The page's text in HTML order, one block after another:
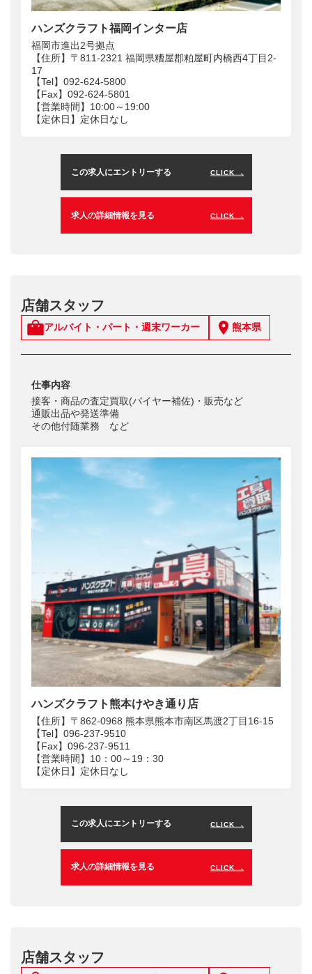
ハンズクラフト福岡インター店
福岡市進出2号拠点
【住所】〒811-2321 福岡県糟屋郡粕屋町内橋西4丁目2-
17
【Tel】092-624-5800
【Fax】092-624-5801
【営業時間】10:00～19:00
【定休日】定休日なし
この求人にエントリーする CLICK
求人の詳細情報を見る CLICK
店舗スタッフ
アルバイト・パート・週末ワーカー 熊本県
仕事内容
接客・商品の査定買取(バイヤー補佐)・販売など
通販出品や発送準備
その他付随業務 など
ハンズクラフト熊本けやき通り店
【住所】〒862‐0968 熊本県熊本市南区馬渡2丁目16‐15
【Tel】096‐237‐9510
【Fax】096‐237‐9511
【営業時間】10：00～19：30
【定休日】定休日なし
この求人にエントリーする CLICK
求人の詳細情報を見る CLICK
店舗スタッフ